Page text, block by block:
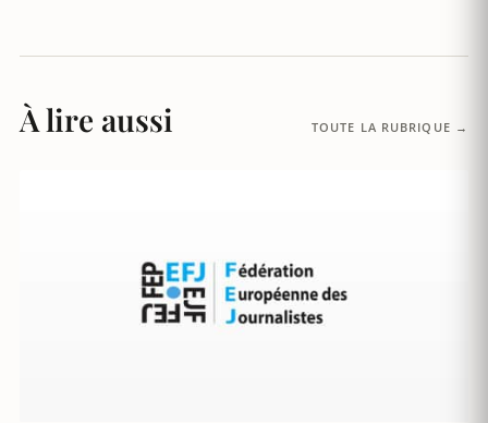
À lire aussi TOUTE LA RUBRIQUE →